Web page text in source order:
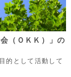
（ＯＫＫ）」の
的として活動して